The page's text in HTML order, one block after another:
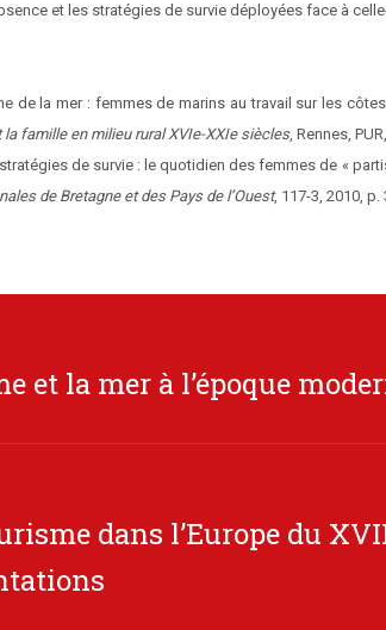
et les stratégies de survie déployées face à
de la mer : femmes de marins au travail sur les
la famille en milieu rural XVIe-XXIe siècles, Rennes,
de survie : le quotidien des femmes de «
de Bretagne et des Pays de l’Ouest, 117-3, 2010, p.
et la mer à l’époque
dans l’Europe du